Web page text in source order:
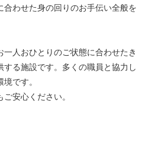
わせた身の回りのお手伝い全般を
人おひとりのご状態に合わせたき
る施設です。多くの職員と協力し
です。
安心ください。